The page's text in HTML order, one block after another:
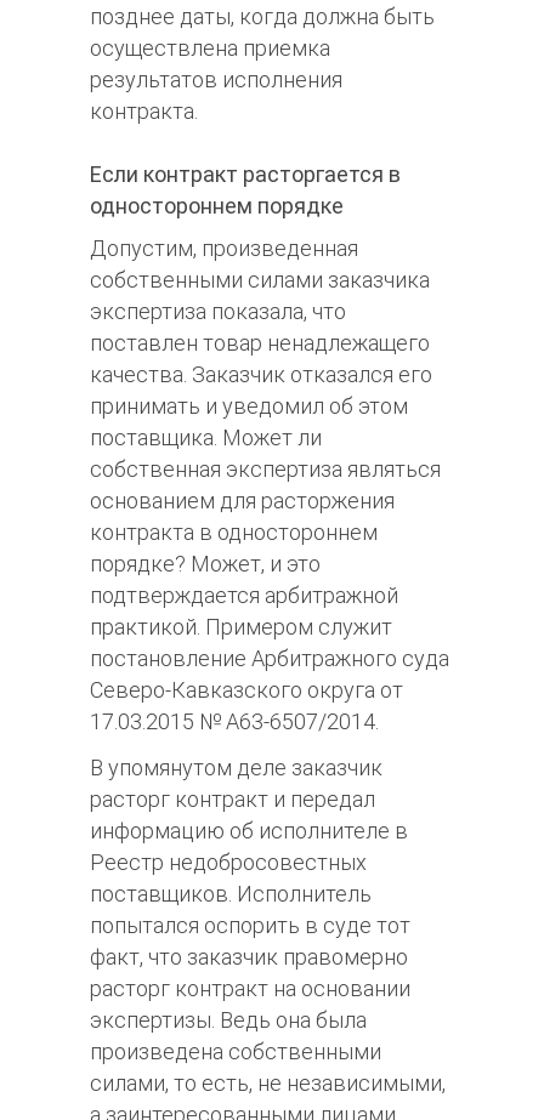
позднее даты, когда должна быть
осуществлена приемка
результатов исполнения
контракта.
Если контракт расторгается в
одностороннем порядке
Допустим, произведенная
собственными силами заказчика
экспертиза показала, что
поставлен товар ненадлежащего
качества. Заказчик отказался его
принимать и уведомил об этом
поставщика. Может ли
собственная экспертиза являться
основанием для расторжения
контракта в одностороннем
порядке? Может, и это
подтверждается арбитражной
практикой. Примером служит
постановление Арбитражного суда
Северо-Кавказского округа от
17.03.2015 № А63-6507/2014.
В упомянутом деле заказчик
расторг контракт и передал
информацию об исполнителе в
Реестр недобросовестных
поставщиков. Исполнитель
попытался оспорить в суде тот
факт, что заказчик правомерно
расторг контракт на основании
экспертизы. Ведь она была
произведена собственными
силами, то есть, не независимыми,
а заинтересованными лицами.